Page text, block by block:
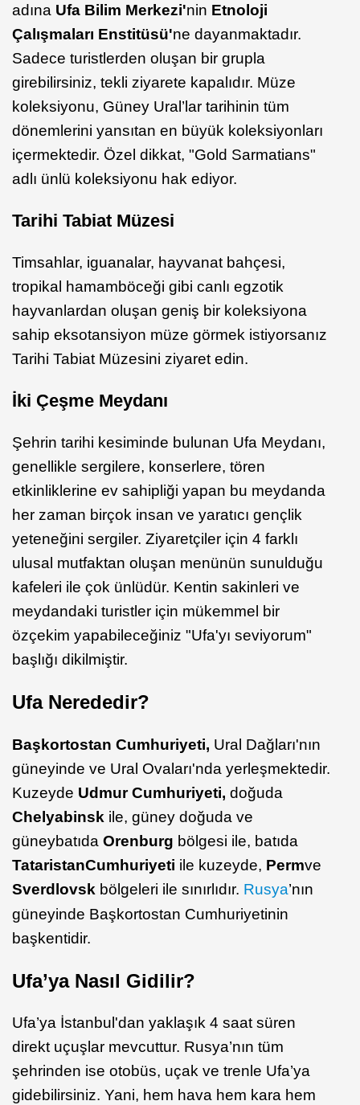
adına Ufa Bilim Merkezi'nin Etnoloji
Çalışmaları Enstitüsü'ne dayanmaktadır.
Sadece turistlerden oluşan bir grupla
girebilirsiniz, tekli ziyarete kapalıdır. Müze
koleksiyonu, Güney Ural’lar tarihinin tüm
dönemlerini yansıtan en büyük koleksiyonları
içermektedir. Özel dikkat, "Gold Sarmatians"
adlı ünlü koleksiyonu hak ediyor.
Tarihi Tabiat Müzesi
Timsahlar, iguanalar, hayvanat bahçesi,
tropikal hamamböceği gibi canlı egzotik
hayvanlardan oluşan geniş bir koleksiyona
sahip eksotansiyon müze görmek istiyorsanız
Tarihi Tabiat Müzesini ziyaret edin.
İki Çeşme Meydanı
Şehrin tarihi kesiminde bulunan Ufa Meydanı,
genellikle sergilere, konserlere, tören
etkinliklerine ev sahipliği yapan bu meydanda
her zaman birçok insan ve yaratıcı gençlik
yeteneğini sergiler. Ziyaretçiler için 4 farklı
ulusal mutfaktan oluşan menünün sunulduğu
kafeleri ile çok ünlüdür. Kentin sakinleri ve
meydandaki turistler için mükemmel bir
özçekim yapabileceğiniz "Ufa'yı seviyorum"
başlığı dikilmiştir.
Ufa Nerededir?
Başkortostan Cumhuriyeti, Ural Dağları'nın
güneyinde ve Ural Ovaları'nda yerleşmektedir.
Kuzeyde Udmur Cumhuriyeti, doğuda
Chelyabinsk ile, güney doğuda ve
güneybatıda Orenburg bölgesi ile, batıda
TataristanCumhuriyeti ile kuzeyde, Permve
Sverdlovsk bölgeleri ile sınırlıdır. Rusya’nın
güneyinde Başkortostan Cumhuriyetinin
başkentidir.
Ufa’ya Nasıl Gidilir?
Ufa’ya İstanbul'dan yaklaşık 4 saat süren
direkt uçuşlar mevcuttur. Rusya’nın tüm
şehrinden ise otobüs, uçak ve trenle Ufa’ya
gidebilirsiniz. Yani, hem hava hem kara hem